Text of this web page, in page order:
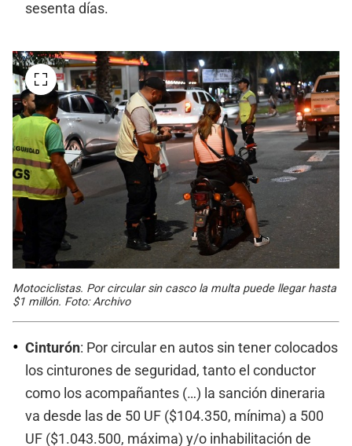
sesenta días.
Motociclistas. Por circular sin casco la multa puede llegar hasta
$1 millón. Foto: Archivo
Cinturón: Por circular en autos sin tener colocados
los cinturones de seguridad, tanto el conductor
como los acompañantes (…) la sanción dineraria
va desde las de 50 UF ($104.350, mínima) a 500
UF ($1.043.500, máxima) y/o inhabilitación de